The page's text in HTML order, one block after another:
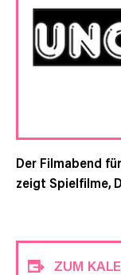
Der Filmabend
zeigt Spielfilme,
ZUM